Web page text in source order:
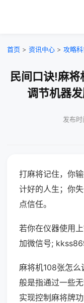
首页 > 资讯中心 > 攻略
民间口诀!麻
调节机器
发布
打麻将记住，你
计好的人生；你
点信任。
若你在仪器使用
加微信号;
麻将机108张怎么
般是指通过一些
实现控制麻将牌